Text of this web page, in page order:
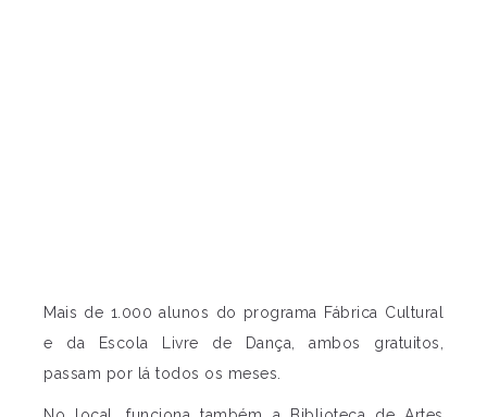
Mais de 1.000 alunos do programa Fábrica Cultural
e da Escola Livre de Dança, ambos gratuitos,
passam por lá todos os meses.